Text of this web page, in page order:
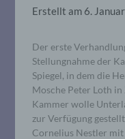
Erstellt am 6.
Der erste
Stellungnahme der
Spiegel, in dem die
Mosche Peter Loth
Kammer wolle
zur Verfügung
Cornelius Nestler